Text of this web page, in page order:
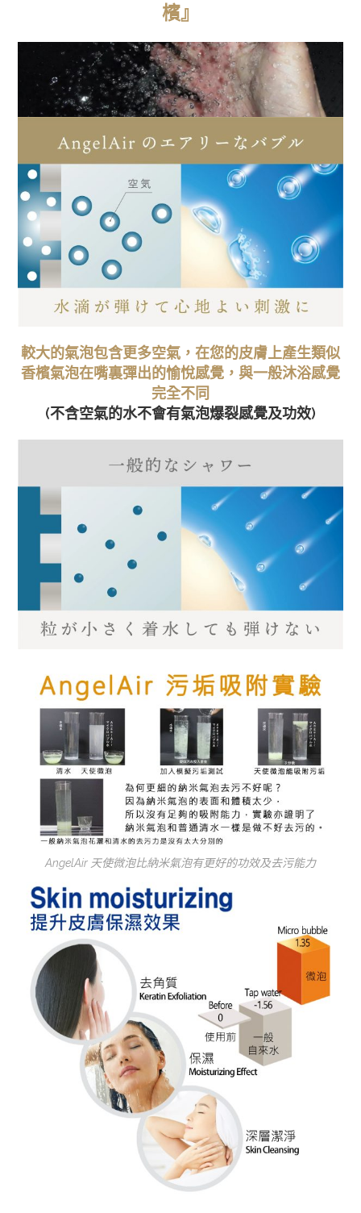
檳』
較大的氣泡包含更多空氣，在您的皮膚上產生類似
香檳氣泡在嘴裏彈出的愉悅感覺，與一般沐浴感覺
完全不同
(不含空氣的水不會有氣泡爆裂感覺及功效)
AngelAir 天使微泡比納米氣泡有更好的功效及去污能力